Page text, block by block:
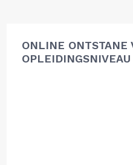
ONLINE ONTSTANE
OPLEIDINGSNIVEAU